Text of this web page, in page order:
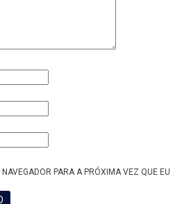
PARA A PRÓXIMA VEZ QUE EU